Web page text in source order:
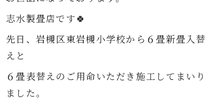
志水製畳店です🍀
先日、 岩槻区東岩槻小学校から ６畳新畳入替
えと
６畳表替えの ご用命いただき施工してまいり
ました。